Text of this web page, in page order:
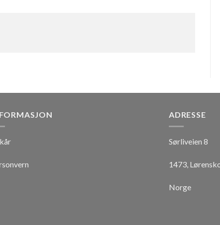
ADRESSE
Sørliveien 8
1473,
Norge